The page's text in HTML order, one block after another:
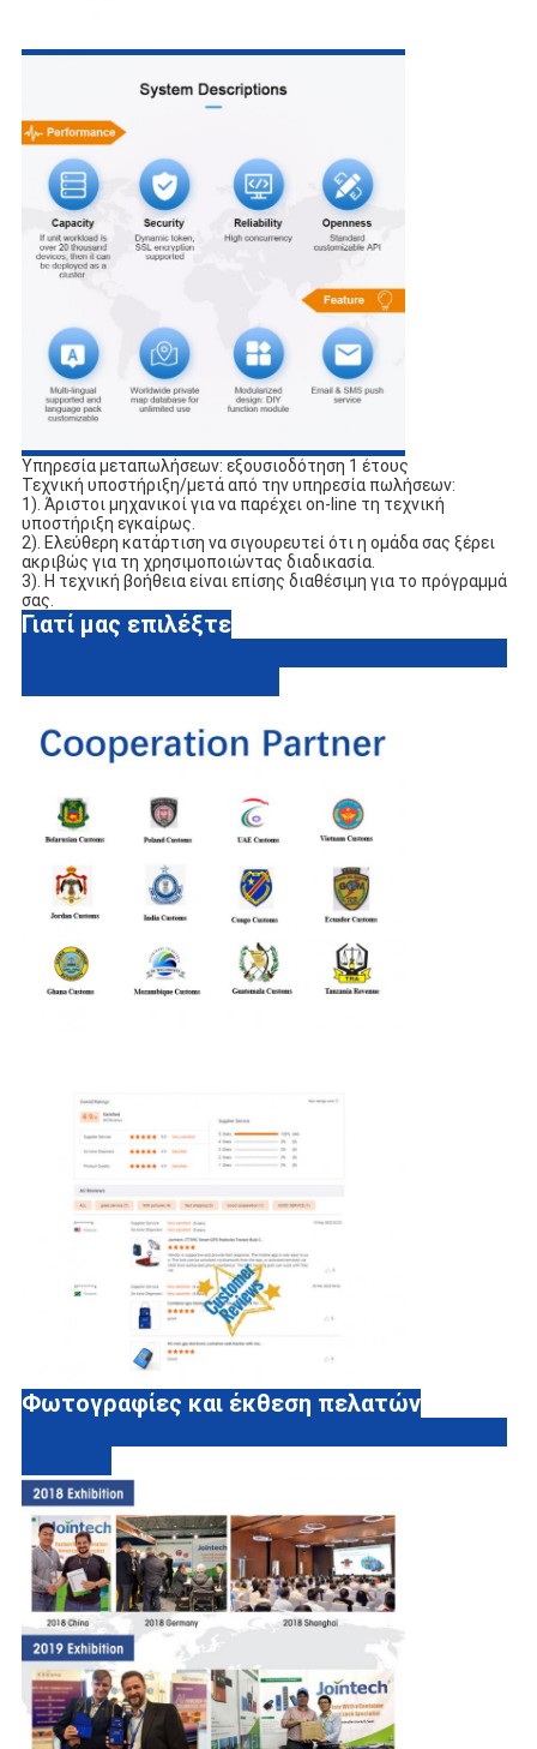
Υπηρεσία μεταπωλήσεων: εξουσιοδότηση 1 έτους
Τεχνική υποστήριξη/μετά από την υπηρεσία πωλήσεων:
1). Άριστοι μηχανικοί για να παρέχει on-line τη τεχνική
υποστήριξη εγκαίρως.
2). Ελεύθερη κατάρτιση να σιγουρευτεί ότι η ομάδα σας ξέρει
ακριβώς για τη χρησιμοποιώντας διαδικασία.
3). Η τεχνική βοήθεια είναι επίσης διαθέσιμη για το πρόγραμμά
σας.
Γιατί μας επιλέξτε
Φωτογραφίες και έκθεση πελατών